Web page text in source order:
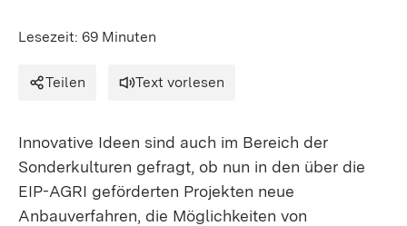
Lesezeit: 69 Minuten
Teilen Text vorlesen
Innovative Ideen sind auch im Bereich der
Sonderkulturen gefragt, ob nun in den über die
EIP-AGRI geförderten Projekten neue
Anbauverfahren, die Möglichkeiten von